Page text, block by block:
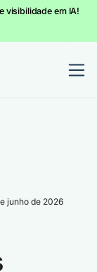
visibilidade em IA!
junho de 2026